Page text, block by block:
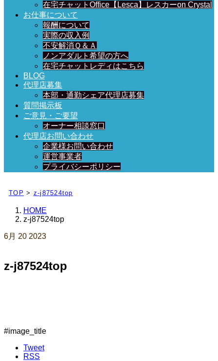
在宅チャットOffice【Lesca】レスカーon Crystal
お仕事について
報酬について
実際の収入例
不安解消Ｑ＆Ａ
ノンアダルト希望の方へ
在宅チャットレディはこちら
BLOG
代理店募集
本部・通勤シェア代理店募集
質問掲示板
ご意見・ご要望
オーナー相談窓口
代理店お問い合わせ
企業様お問い合わせ
運営事業者
プライバシーポリシー
TOP > z-j87524top
HOME
z-j87524top
6月 20 2023
z-j87524top
#image_title
Tweet
RSS